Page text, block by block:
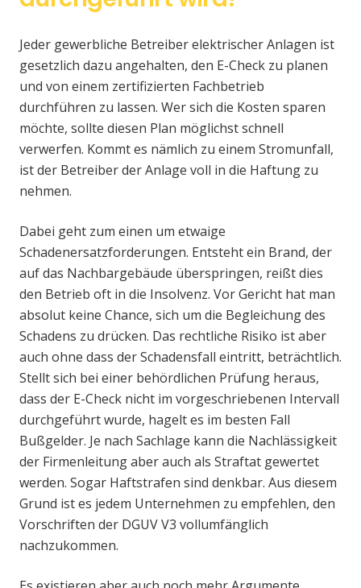
Jeder gewerbliche Betreiber elektrischer Anlagen ist
gesetzlich dazu angehalten, den E-Check zu planen
und von einem zertifizierten Fachbetrieb
durchführen zu lassen. Wer sich die Kosten sparen
möchte, sollte diesen Plan möglichst schnell
verwerfen. Kommt es nämlich zu einem Stromunfall,
ist der Betreiber der Anlage voll in die Haftung zu
nehmen.
Dabei geht zum einen um etwaige
Schadenersatzforderungen. Entsteht ein Brand, der
auf das Nachbargebäude überspringen, reißt dies
den Betrieb oft in die Insolvenz. Vor Gericht hat man
absolut keine Chance, sich um die Begleichung des
Schadens zu drücken. Das rechtliche Risiko ist aber
auch ohne dass der Schadensfall eintritt, beträchtlich.
Stellt sich bei einer behördlichen Prüfung heraus,
dass der E-Check nicht im vorgeschriebenen Intervall
durchgeführt wurde, hagelt es im besten Fall
Bußgelder. Je nach Sachlage kann die Nachlässigkeit
der Firmenleitung aber auch als Straftat gewertet
werden. Sogar Haftstrafen sind denkbar. Aus diesem
Grund ist es jedem Unternehmen zu empfehlen, den
Vorschriften der DGUV V3 vollumfänglich
nachzukommen.